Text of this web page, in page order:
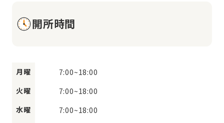
開所時間
月曜 7:00~18:00
火曜
7:00~18:00
水曜
7:00~18:00